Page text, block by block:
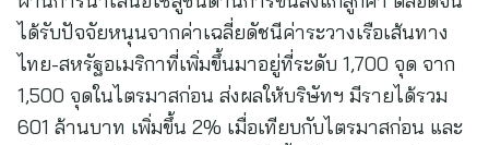
ได้รับปัจจัยหนุนจากค่าเฉลี่ยดัชนีค่าระวางเรือเส้นทาง
ไทย-สหรัฐอเมริกาที่เพิ่มขึ้นมาอยู่ที่ระดับ 1,700 จุด จาก
1,500 จุดในไตรมาสก่อน ส่งผลให้บริษัทฯ มีรายได้รวม
601 ล้านบาท เพิ่มขึ้น 2% เมื่อเทียบกับไตรมาสก่อน และ